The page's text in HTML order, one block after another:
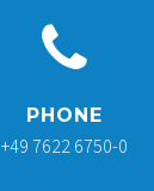


PHONE
+49 7622 6750-0